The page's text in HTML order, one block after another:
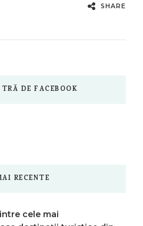
SHARE
DE FACEBOOK
RECENTE
cele mai